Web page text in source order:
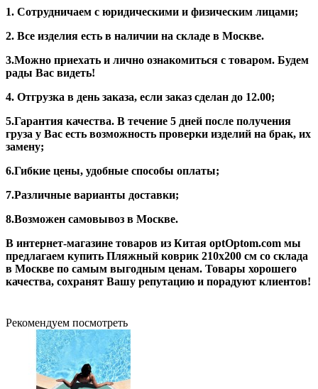
1. Сотрудничаем с юридическими и физическим лицами;
2. Все изделия есть в наличии на складе в Москве.
3.Можно приехать и лично ознакомиться с товаром. Будем
рады Вас видеть!
4. Отгрузка в день заказа, если заказ сделан до 12.00;
5.Гарантия качества. В течение 5 дней после получения
груза у Вас есть возможность проверки изделий на брак, их
замену;
6.Гибкие цены, удобные способы оплаты;
7.Различные варианты доставки;
8.Возможен самовывоз в Москве.
В интернет-магазине товаров из Китая optOptom.com мы
предлагаем купить Пляжный коврик 210х200 см со склада
в Москве по самым выгодным ценам. Товары хорошего
качества, сохранят Вашу репутацию и порадуют клиентов!
Рекомендуем посмотреть